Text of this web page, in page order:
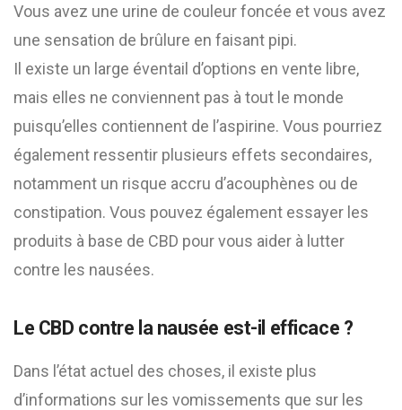
Vous avez une urine de couleur foncée et vous avez
une sensation de brûlure en faisant pipi.
Il existe un large éventail d’options en vente libre,
mais elles ne conviennent pas à tout le monde
puisqu’elles contiennent de l’aspirine. Vous pourriez
également ressentir plusieurs effets secondaires,
notamment un risque accru d’acouphènes ou de
constipation. Vous pouvez également essayer les
produits à base de CBD pour vous aider à lutter
contre les nausées.
Le CBD contre la nausée est-il efficace ?
Dans l’état actuel des choses, il existe plus
d’informations sur les vomissements que sur les